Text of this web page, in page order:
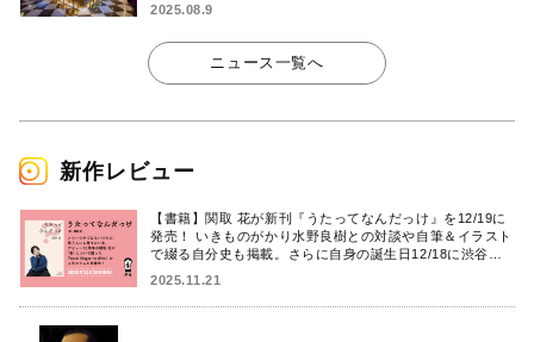
2025.08.9
ニュース一覧へ
新作レビュー
【書籍】関取 花が新刊『うたってなんだっけ』を12/19に
発売！ いきものがかり水野良樹との対談や自筆＆イラスト
で綴る自分史も掲載。さらに自身の誕生日12/18に渋谷で
2025.11.21